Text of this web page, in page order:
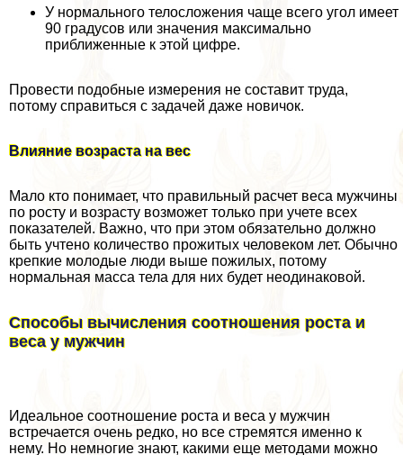
У нормального телосложения чаще всего угол имеет
90 градусов или значения максимально
приближенные к этой цифре.
Провести подобные измерения не составит труда,
потому справиться с задачей даже новичок.
Влияние возраста на вес
Мало кто понимает, что правильный расчет веса мужчины
по росту и возрасту возможет только при учете всех
показателей. Важно, что при этом обязательно должно
быть учтено количество прожитых человеком лет. Обычно
крепкие молодые люди выше пожилых, потому
нормальная масса тела для них будет неодинаковой.
Способы вычисления соотношения роста и
веса у мужчин
Идеальное соотношение роста и веса у мужчин
встречается очень редко, но все стремятся именно к
нему. Но немногие знают, какими еще методами можно